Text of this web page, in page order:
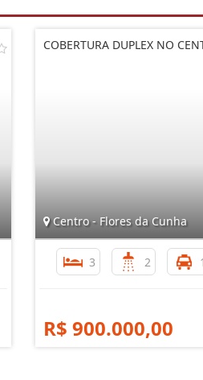
COBERTURA DUPLEX NO
Centro - Flores da Cunha
3 2
R$ 900.000,00